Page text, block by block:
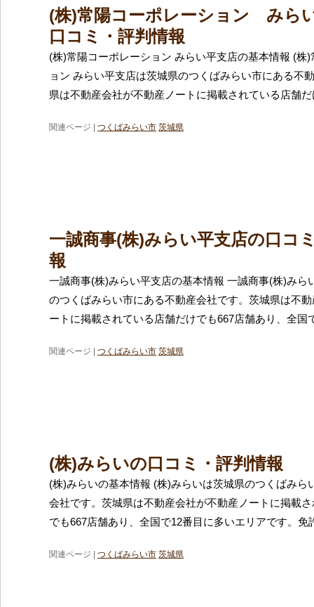
(株)常陽コーポレーション みら
口コミ・評判情報
(株)常陽コーポレーション みらい平支店の基本情報 (株
ョン みらい平支店は茨城県のつくばみらい市にある不
県は不動産会社が不動産ノートに掲載されている店舗
関連ページ | つくばみらい市 茨城県
一誠商事(株)みらい平支店の口コ
報
一誠商事(株)みらい平支店の基本情報 一誠商事(株)みら
のつくばみらい市にある不動産会社です。茨城県は不
ートに掲載されている店舗だけでも667店舗あり、全国
関連ページ | つくばみらい市 茨城県
(株)みらいの口コミ・評判情報
(株)みらいの基本情報 (株)みらいは茨城県のつくばみら
会社です。茨城県は不動産会社が不動産ノートに掲載
でも667店舗あり、全国で12番目に多いエリアです。免
関連ページ | つくばみらい市 茨城県